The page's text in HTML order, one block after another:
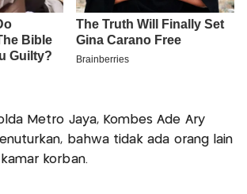
Metro Jaya, Kombes Ade Ary
bahwa tidak ada orang lain
korban.